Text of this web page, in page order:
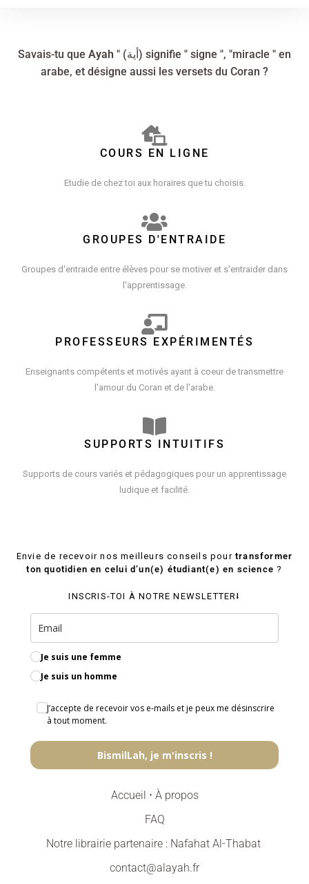
Savais-tu que Ayah " (أية) signifie " signe ", "miracle " en
arabe, et désigne aussi les versets du Coran ?
COURS EN LIGNE
Etudie de chez toi aux horaires que tu choisis.
GROUPES D'ENTRAIDE
Groupes d'entraide entre élèves pour se motiver et s'entraider dans
l'apprentissage.
PROFESSEURS EXPÉRIMENTÉS
Enseignants compétents et motivés ayant à coeur de transmettre
l'amour du Coran et de l'arabe.
SUPPORTS INTUITIFS
Supports de cours variés et pédagogiques pour un apprentissage
ludique et facilité.
Envie de recevoir nos meilleurs conseils pour transformer
ton quotidien en celui d’un(e) étudiant(e) en science ?
INSCRIS-TOI À NOTRE NEWSLETTER⭣
Je suis une femme
Je suis un homme
J’accepte de recevoir vos e‑mails et je peux me désinscrire
à tout moment.
BismilLah, je m'inscris !
Accueil ⋅ À propos
FAQ
Notre librairie partenaire : Nafahat Al-Thabat
contact@alayah.fr